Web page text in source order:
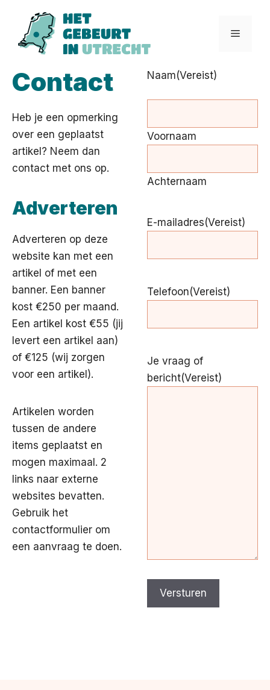
Menu
Contact
Heb je een opmerking
over een geplaatst
artikel? Neem dan
contact met ons op.
Adverteren
Adverteren op deze
website kan met een
artikel of met een
banner. Een banner
kost €250 per maand.
Een artikel kost €55 (jij
levert een artikel aan)
of €125 (wij zorgen
voor een artikel).
Artikelen worden
tussen de andere
items geplaatst en
mogen maximaal. 2
links naar externe
websites bevatten.
Gebruik het
contactformulier om
een aanvraag te doen.
Naam(Vereist)
Voornaam
Achternaam
E-mailadres(Vereist)
Telefoon(Vereist)
Je vraag of
bericht(Vereist)